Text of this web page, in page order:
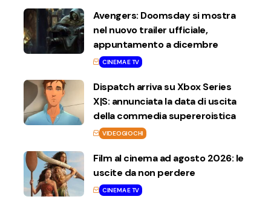
Avengers: Doomsday si mostra
nel nuovo trailer ufficiale,
appuntamento a dicembre
CINEMA E TV
Dispatch arriva su Xbox Series
X|S: annunciata la data di uscita
della commedia supereroistica
VIDEOGIOCHI
Film al cinema ad agosto 2026: le
uscite da non perdere
CINEMA E TV